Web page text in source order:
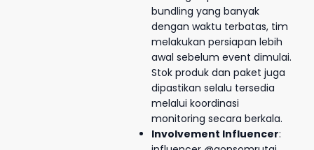
bundling yang banyak
dengan waktu terbatas, tim
melakukan persiapan lebih
awal sebelum event dimulai.
Stok produk dan paket juga
dipastikan selalu tersedia
melalui koordinasi
monitoring secara berkala.
Involvement Influencer: